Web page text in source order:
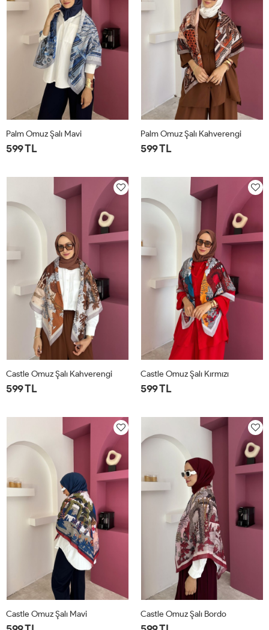
Palm Omuz Şalı Mavi
599 TL
Palm Omuz Şalı Kahverengi
599 TL
Castle Omuz Şalı Kahverengi
599 TL
Castle Omuz Şalı Kırmızı
599 TL
Castle Omuz Şalı Mavi Castle Omuz Şalı Bordo